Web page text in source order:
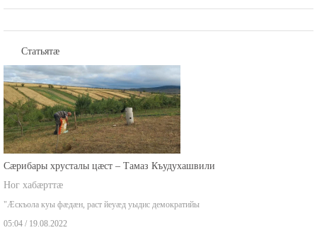
Статьятæ
Сæрибары хрусталы цæст – Тамаз Къудухашвили
Ног хабæрттæ
"Æскъола куы фæдæн, раст йеуæд уыдис демократийы
05:04 / 19.08.2022